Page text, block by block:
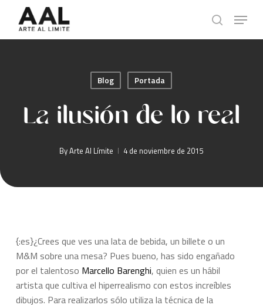
main
search
Menu
Blog Portada
La ilusión de lo real
ByArte Al Límite 4 de noviembre de 2015
{:es}¿Crees que ves una lata de bebida, un billete o un
M&M sobre una mesa? Pues bueno, has sido engañado
por el talentoso Marcello Barenghi, quien es un hábil
artista que cultiva el hiperrealismo con estos increíbles
dibujos. Para realizarlos sólo utiliza la técnica de la